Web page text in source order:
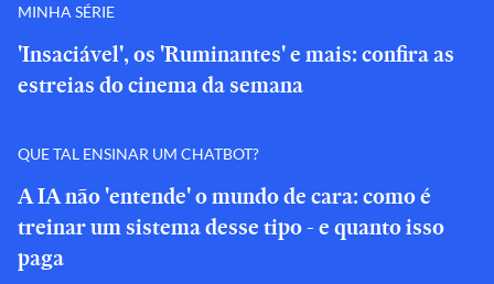
MINHA SÉRIE
'Insaciável', os 'Ruminantes' e mais: confira as
estreias do cinema da semana
QUE TAL ENSINAR UM CHATBOT?
A IA não 'entende' o mundo de cara: como é
treinar um sistema desse tipo - e quanto isso
paga